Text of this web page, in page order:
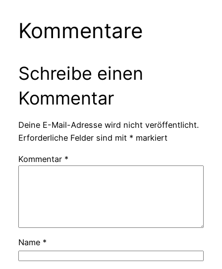
Kommentare
Schreibe einen
Kommentar
Deine E-Mail-Adresse wird nicht veröffentlicht.
Erforderliche Felder sind mit * markiert
Kommentar *
Name *